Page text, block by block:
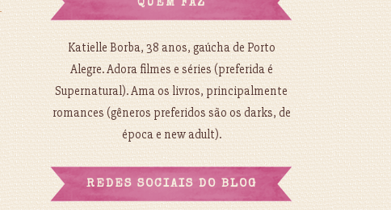
QUEM FAZ
Katielle Borba, 38 anos, gaúcha de Porto
Alegre. Adora filmes e séries (preferida é
Supernatural). Ama os livros, principalmente
romances (gêneros preferidos são os darks, de
época e new adult).
REDES SOCIAIS DO BLOG